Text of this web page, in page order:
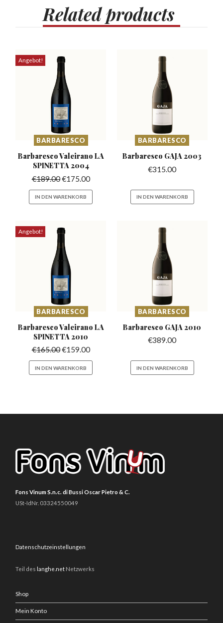
Relatedproducts
Angebot!
BARBARESCO
Barbaresco Valeirano LA
SPINETTA 2004
€189.00€175.00
IN DEN WARENKORB
BARBARESCO
Barbaresco GAJA 2003
€315.00
IN DEN WARENKORB
Angebot!
BARBARESCO
Barbaresco Valeirano LA
SPINETTA 2010
€165.00€159.00
IN DEN WARENKORB
BARBARESCO
Barbaresco GAJA 2010
€389.00
IN DEN WARENKORB
Fons Vinum S.n.c. di Bussi Oscar Pietro & C.
USt-IdNr. 03324550049
Datenschutzeinstellungen
Teil des langhe.net Netzwerks
Shop
Mein Konto